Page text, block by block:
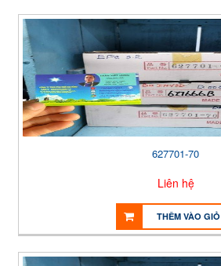
627701-70
Liên hệ
THÊM VÀO GIỎ